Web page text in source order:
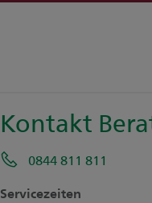
Kontakt
0844 811 811
Servicezeiten